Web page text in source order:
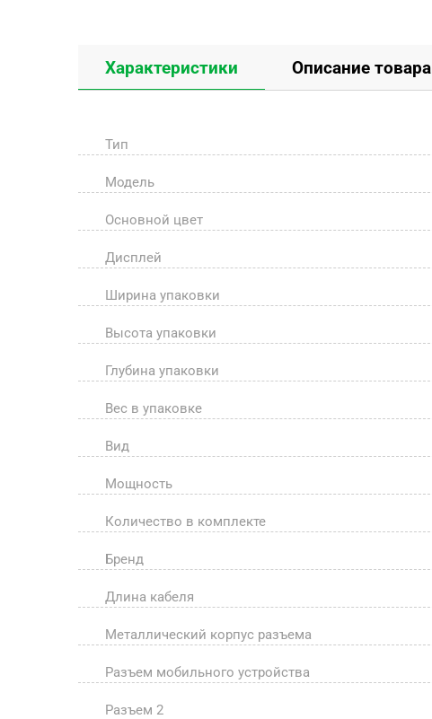
Характеристики Описание товара
Тип
Модель
Основной цвет
Дисплей
Ширина упаковки
Высота упаковки
Глубина упаковки
Вес в упаковке
Вид
Мощность
Количество в комплекте
Бренд
Длина кабеля
Металлический корпус разъема
Разъем мобильного устройства
Разъем 2